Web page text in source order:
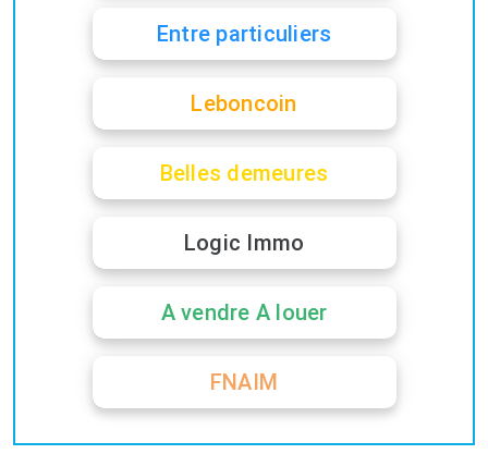
Entre particuliers
Leboncoin
Belles demeures
Logic Immo
A vendre A louer
FNAIM